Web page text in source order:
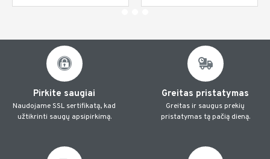
Pirkite saugiai
Naudojame SSL sertifikatą, kad
užtikrinti saugų apsipirkimą.
Greitas pristatymas
Greitas ir saugus prekių
pristatymas tą pačią dieną.